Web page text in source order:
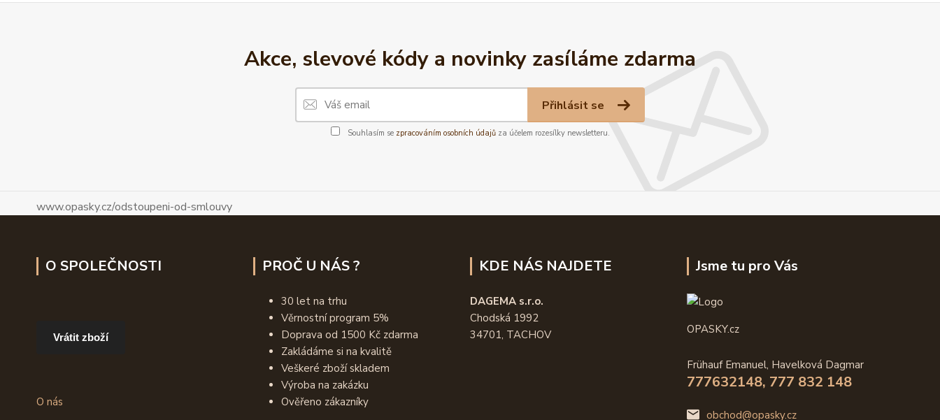
Akce, slevové kódy a novinky zasíláme zdarma
Přihlásit se
Souhlasím se zpracováním osobních údajůza účelem rozesílky newsletteru.
www.opasky.cz/odstoupeni-od-smlouvy
O SPOLEČNOSTI
Vrátit zboží
O nás
PROČ U NÁS ?
30 let na trhu
Věrnostní program 5%
Doprava od 1500 Kč zdarma
Zakládáme si na kvalitě
Veškeré zboží skladem
Výroba na zakázku
Ověřeno zákazníky
KDE NÁS NAJDETE
DAGEMA s.r.o.
Chodská 1992
34701, TACHOV
Jsme tu pro Vás
OPASKY.cz
Frühauf Emanuel, Havelková Dagmar
777632148, 777 832 148
obchod@opasky.cz